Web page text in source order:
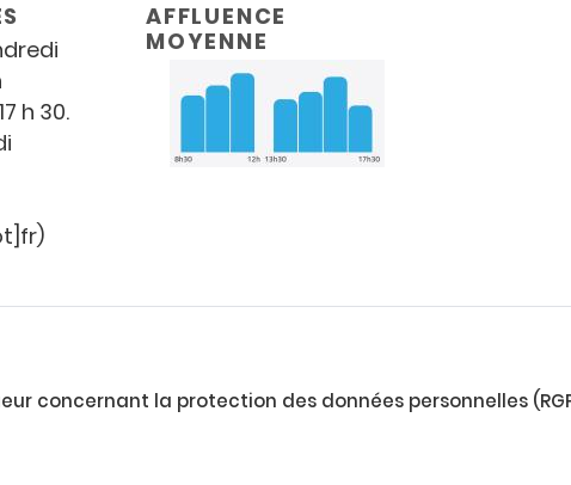
h 30.
AFFLUENCE
MOYENNE
concernant la protection des données personnelles